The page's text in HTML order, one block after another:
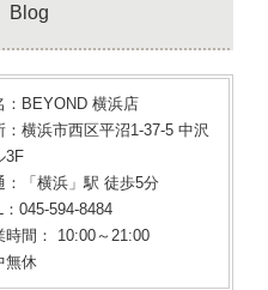
Blog
：BEYOND 横浜店
：横浜市西区平沼1-37-5 中沢
3F
：「横浜」駅 徒歩5分
045-594-8484
時間： 10:00～21:00
無休